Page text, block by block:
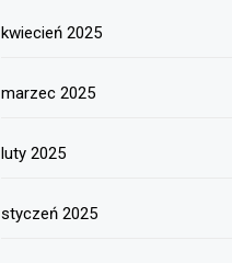
kwiecień 2025
marzec 2025
luty 2025
styczeń 2025